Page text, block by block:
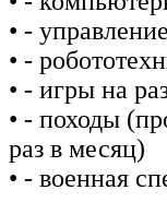
• -
• -
• - игры на
• - походы
раз в месяц)
• - военная